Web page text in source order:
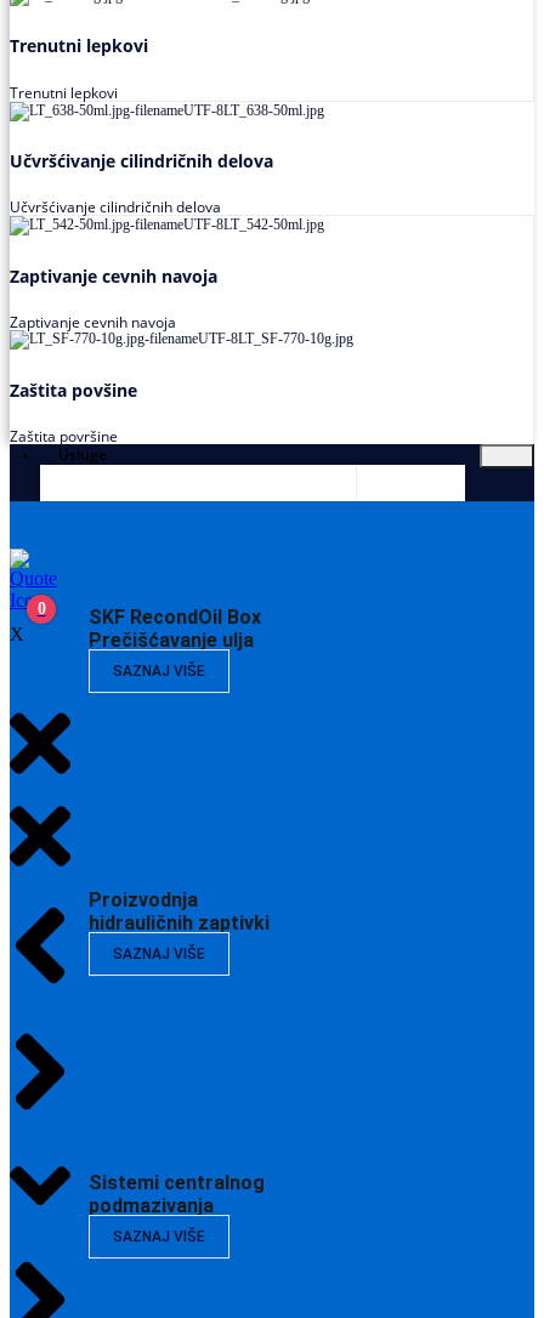
Trenutni lepkovi
Trenutni lepkovi
Učvršćivanje cilindričnih delova
Učvršćivanje cilindričnih delova
Zaptivanje cevnih navoja
Zaptivanje cevnih navoja
Zaštita povšine
Zaštita površine
Usluge
SKF RecondOil Box
Prečišćavanje ulja
SAZNAJ VIŠE
Proizvodnja
hidrauličnih zaptivki
SAZNAJ VIŠE
Sistemi centralnog
podmazivanja
SAZNAJ VIŠE
0
X